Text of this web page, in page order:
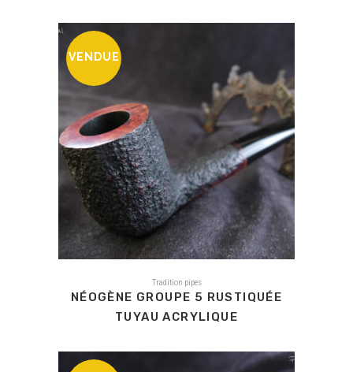
VENDUE
Tradition pipes
NÉOGÈNE GROUPE 5 RUSTIQUÉE
TUYAU ACRYLIQUE